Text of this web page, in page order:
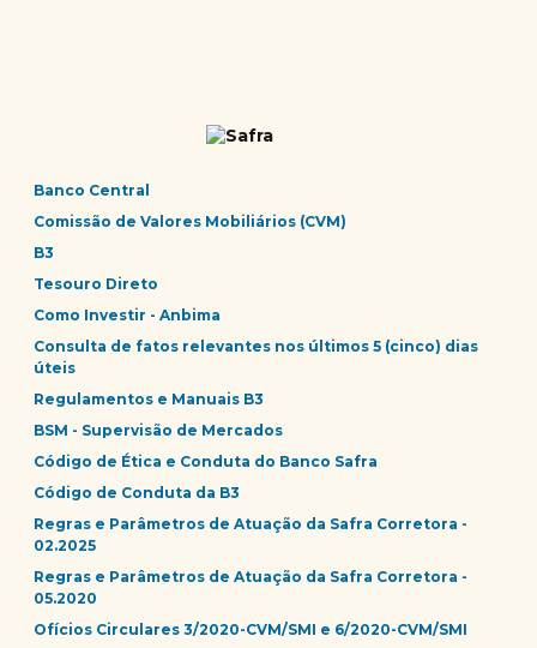
Banco Central
Comissão de Valores Mobiliários (CVM)
B3
Tesouro Direto
Como Investir - Anbima
Consulta de fatos relevantes nos últimos 5 (cinco) dias
úteis
Regulamentos e Manuais B3
BSM - Supervisão de Mercados
Código de Ética e Conduta do Banco Safra
Código de Conduta da B3
Regras e Parâmetros de Atuação da Safra Corretora -
02.2025
Regras e Parâmetros de Atuação da Safra Corretora -
05.2020
Ofícios Circulares 3/2020-CVM/SMI e 6/2020-CVM/SMI